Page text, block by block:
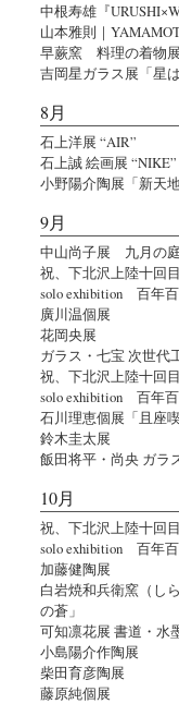
中根寿雄『
山本雅則｜
早蕨窯 料理の着物展
吉岡星ガラス展「星
8月
石上洋展 “AIR”
石上誠 絵画展 “NIKE”
小野陽介陶展「新天地
9月
中山尚子展 九月の庭
祝、下北沢上陸十回
solo exhibition 百年
廣川温個展
花岡央展
ガラス・七宝 次世代
祝、下北沢上陸十回
solo exhibition 百年
石川理恵個展「且座喫
鈴木圭太展
飯田将平・尚央 ガラ
10月
祝、下北沢上陸十回
solo exhibition 百年
加藤健陶展
白岩焼和兵衛窯（し
の蒼」
可知凛花展 書道・水
小島陽介作陶展
柴田育彦陶展
藤原純個展